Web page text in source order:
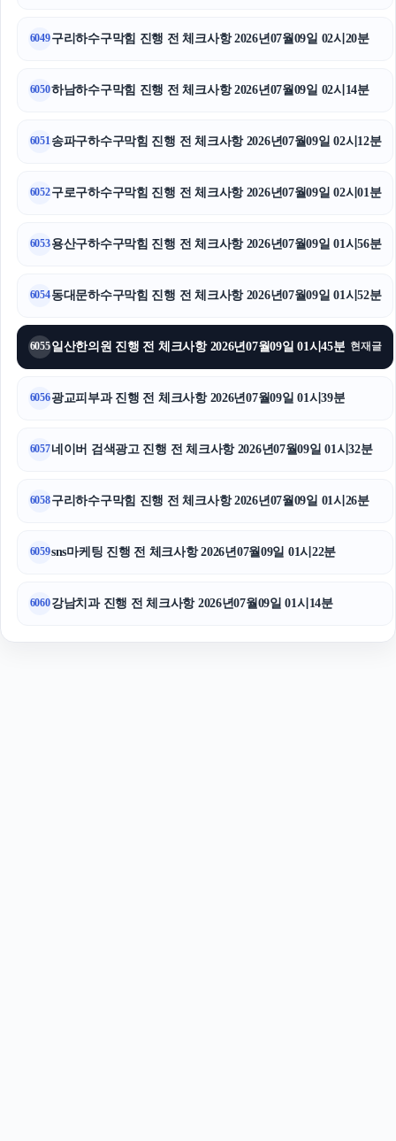
강남이혼전문변호사
인천하수구막힘
이혼상담
6049구리하수구막힘 진행 전 체크사항 2026년07월09일 02시20분
6050하남하수구막힘 진행 전 체크사항 2026년07월09일 02시14분
6051송파구하수구막힘 진행 전 체크사항 2026년07월09일 02시12분
6052구로구하수구막힘 진행 전 체크사항 2026년07월09일 02시01분
6053용산구하수구막힘 진행 전 체크사항 2026년07월09일 01시56분
6054동대문하수구막힘 진행 전 체크사항 2026년07월09일 01시52분
6055일산한의원 진행 전 체크사항 2026년07월09일 01시45분 현재글
6056광교피부과 진행 전 체크사항 2026년07월09일 01시39분
6057네이버 검색광고 진행 전 체크사항 2026년07월09일 01시32분
6058구리하수구막힘 진행 전 체크사항 2026년07월09일 01시26분
6059sns마케팅 진행 전 체크사항 2026년07월09일 01시22분
6060강남치과 진행 전 체크사항 2026년07월09일 01시14분